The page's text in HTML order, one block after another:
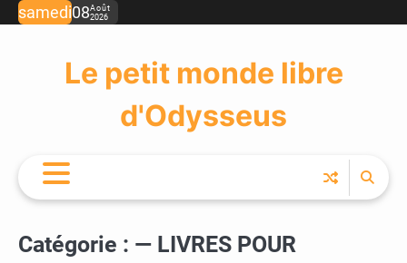
Skipsamedi08Août
2026
Le petit monde libre
d'Odysseus
Catégorie : — LIVRES POUR